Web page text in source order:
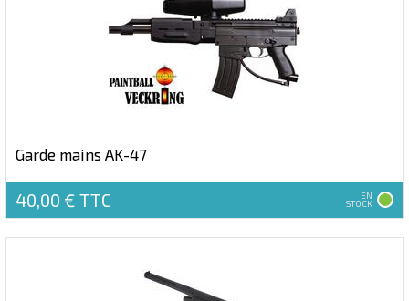
Garde mains AK-47
40,00 € TTC EN
STOCK